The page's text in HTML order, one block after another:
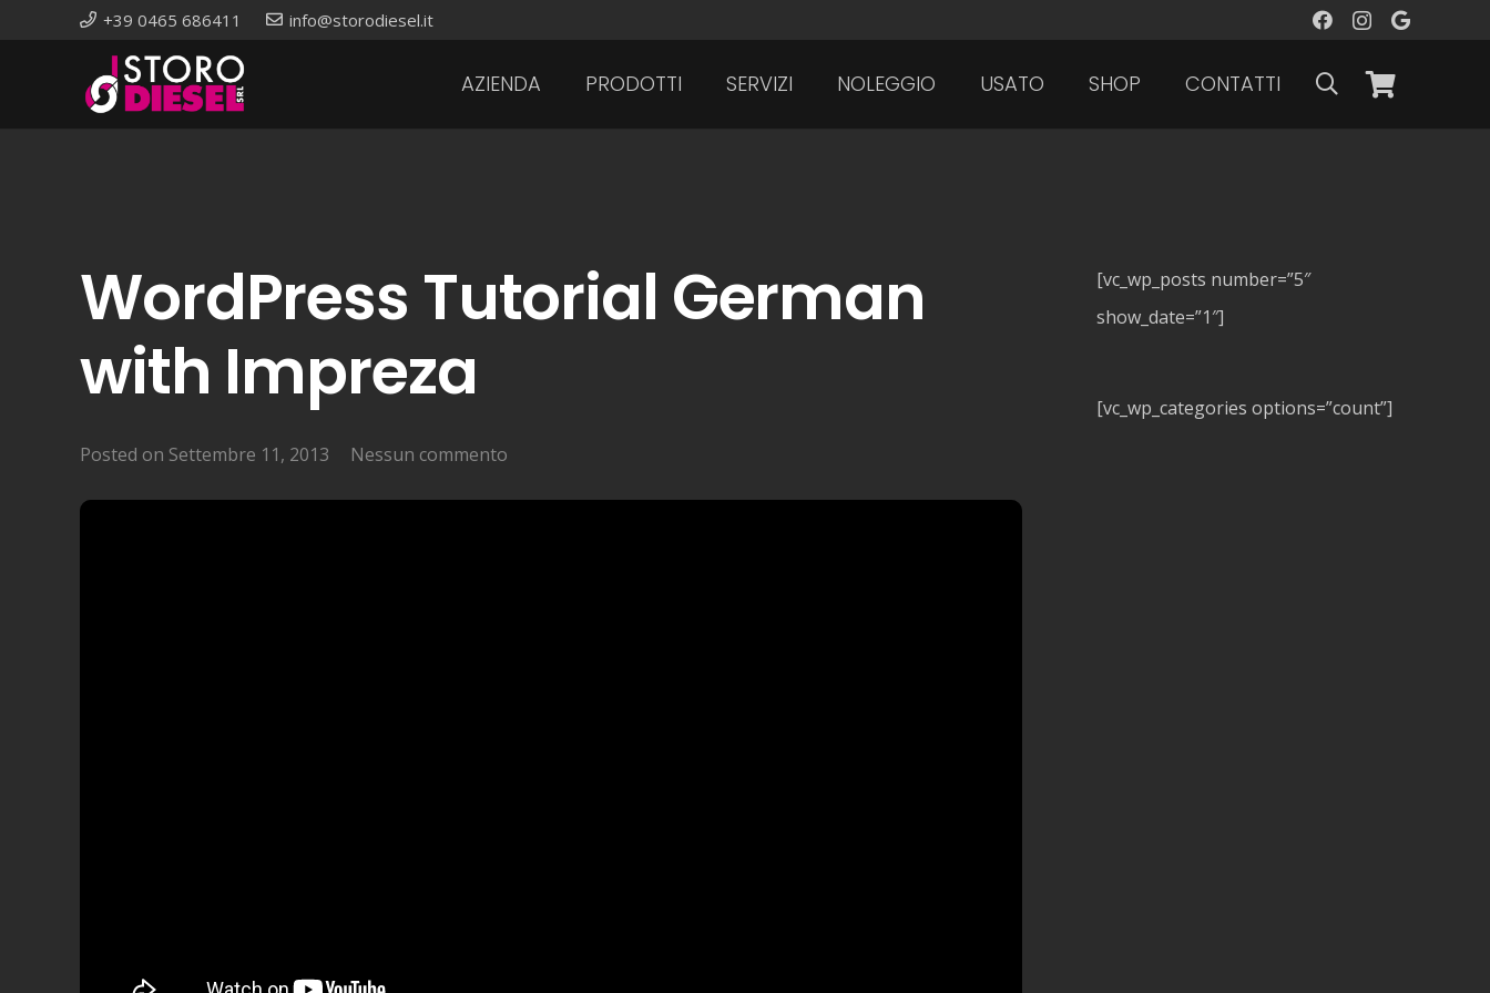
+39 0465 686411 info@storodiesel.it
AZIENDA PRODOTTI SERVIZI NOLEGGIO USATO SHOP CONTATTI
WordPress Tutorial German
with Impreza
Posted on Settembre 11, 2013 Nessun commento
[vc_wp_posts number=”5″
show_date=”1″]
[vc_wp_categories options=”count”]